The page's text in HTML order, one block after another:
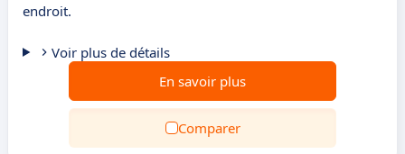
endroit.
Voir plus de détails
En savoir plus
Comparer